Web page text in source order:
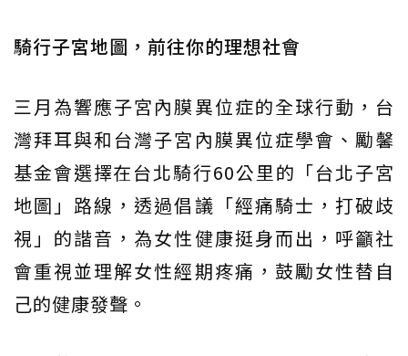
騎行子宮地圖，前往你的理想社會
三月為響應子宮內膜異位症的全球行動，台
灣拜耳與和台灣子宮內膜異位症學會、勵馨
基金會選擇在台北騎行60公里的「台北子宮
地圖」路線，透過倡議「經痛騎士，打破歧
視」的諧音，為女性健康挺身而出，呼籲社
會重視並理解女性經期疼痛，鼓勵女性替自
己的健康發聲。